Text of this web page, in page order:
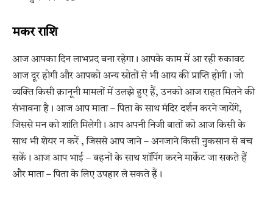
मकर राशि
आज आपका दिन लाभप्रद बना रहेगा। आपके काम में आ रही रुकावट
आज दूर होगी और आपको अन्य स्रोतों से भी आय की प्राप्ति होगी। जो
व्यक्ति किसी क़ानूनी मामलों में उलझे हुए हैं, उनको आज राहत मिलने की
संभावना है। आज आप माता – पिता के साथ मंदिर दर्शन करने जायेंगे,
जिससे मन को शांति मिलेगी। आप अपनी निजी बातों को आज किसी के
साथ भी शेयर न करें , जिससे आप जाने – अनजाने किसी नुकसान से बच
सकें। आज आप भाई – बहनों के साथ शॉपिंग करने मार्केट जा सकते हैं
और माता – पिता के लिए उपहार ले सकते हैं।